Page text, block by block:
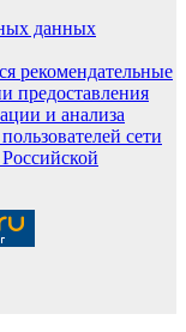
данных
рекомендательные
предоставления
и анализа
сети